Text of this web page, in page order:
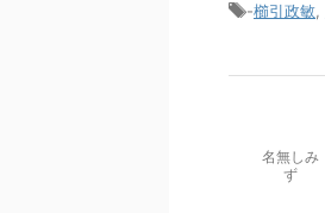
-櫛引政敏,
名無しみ
ず